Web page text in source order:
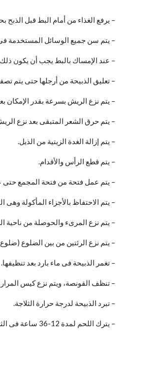
– يرفع الغذاء من أمام البط قبل الذبح بحوالى 4-
– يتم سن جميع الوسائل المستخدمة
– عند الإمساك بالبط يجب أن يكون
– تعليق الذبيحة من أرجلها حتى يتم
– يتم نزع الريش بسرعة بقدر الإمكان
– يتم حرق الشعر المتبقى بعد نزع
– يتم إزالة الغدة الزيتية من الذيل.
– يتم قطع الرأس والأقدام.
– يتم عمل فتحة من فتحة المجمع حتى
– يتم الاحتفاظ بالأجزاء المأكولة
– يتم نزع المرىء والحوصلة من ناحية
– يتم نزع الرئتين من بين الضلوع
– تغمر الذبيحة فى ماء بارد بعد تنظيفها.
– تنظف القونصة، ويتم نزع كيس
– تبرد الذبيحة لدرجة حرارة الثلاجة.
– يترك اللحم لمدة 12-36 ساعة فى الثلاجة عند درجة 4 – 38ْ قبل الطهى أو التجميد.